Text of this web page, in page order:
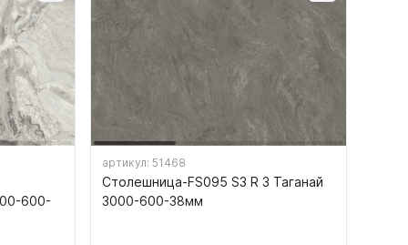
ПРО
9.5. Подъёмные механизмы для
складных створок
9.6. Механизмы параллельного
подъёма фасадов
600-
артикул: 51468
Столешница-FS095 S3 R 3 Таганай
3000-600-38мм